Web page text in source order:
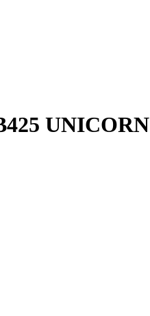
UNICORN